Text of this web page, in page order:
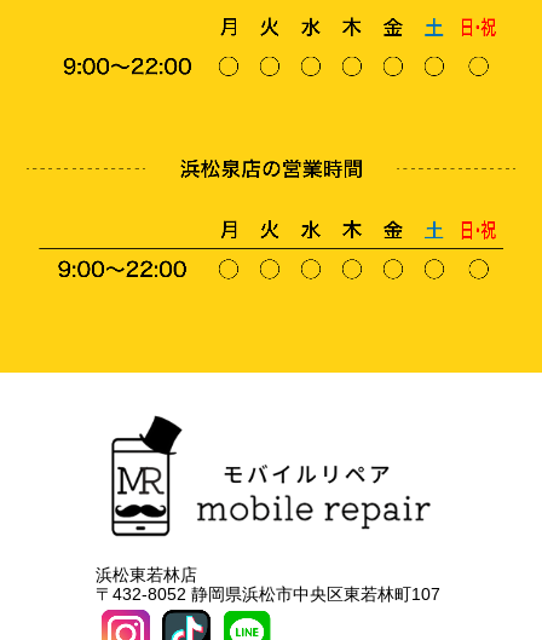
浜松東若林店
〒432-8052 静岡県浜松市中央区東若林町107